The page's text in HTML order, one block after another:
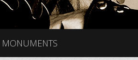
MONUMENTS